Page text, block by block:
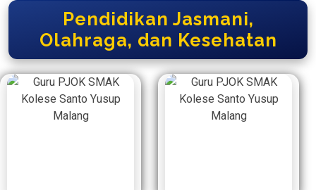
Pendidikan Jasmani,
Olahraga, dan Kesehatan